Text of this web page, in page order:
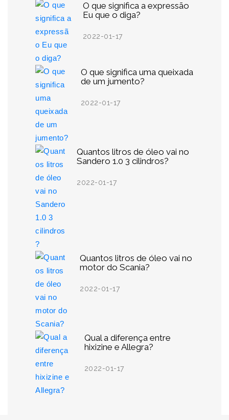
O que significa a expressão
Eu que o diga?
2022-01-17
O que significa uma queixada
de um jumento?
2022-01-17
Quantos litros de óleo vai no
Sandero 1.0 3 cilindros?
2022-01-17
Quantos litros de óleo vai no
motor do Scania?
2022-01-17
Qual a diferença entre
hixizine e Allegra?
2022-01-17